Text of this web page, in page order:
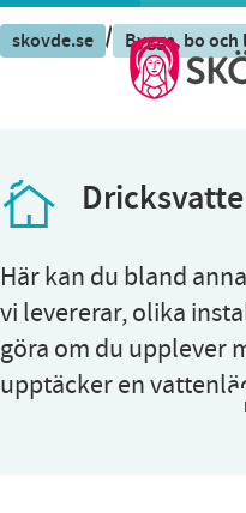
skovde.se / Bygga, bo
Här kan du bland
vi levererar, olika
göra om du upplever
upptäcker en